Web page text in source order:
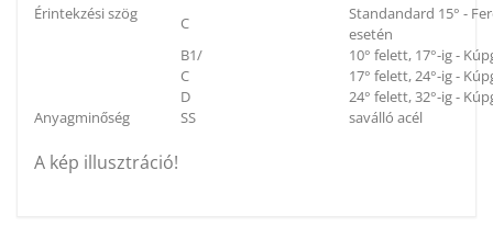
Érintekzési szög
C
Standandard 15° -
esetén
B1/
10° felett, 17°-ig -
C
17° felett, 24°-ig -
D
24° felett, 32°-ig -
Anyagminőség
SS saválló acél
A kép illusztráció!